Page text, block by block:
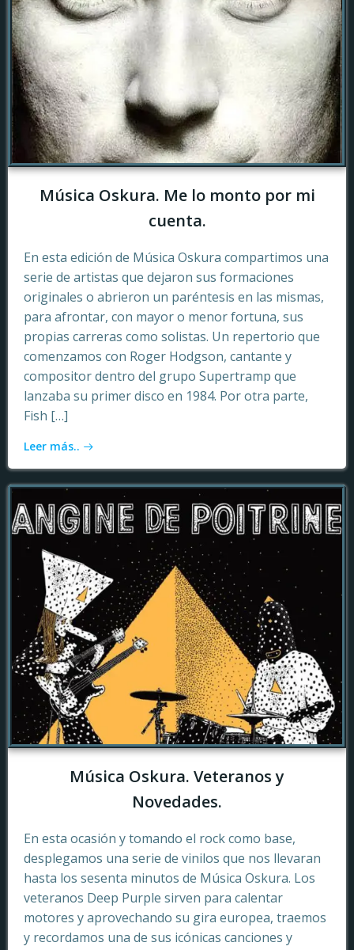
Música Oskura. Me lo monto por mi
cuenta.
En esta edición de Música Oskura compartimos una
serie de artistas que dejaron sus formaciones
originales o abrieron un paréntesis en las mismas,
para afrontar, con mayor o menor fortuna, sus
propias carreras como solistas. Un repertorio que
comenzamos con Roger Hodgson, cantante y
compositor dentro del grupo Supertramp que
lanzaba su primer disco en 1984. Por otra parte,
Fish […]
Leer más..
Música Oskura. Veteranos y
Novedades.
En esta ocasión y tomando el rock como base,
desplegamos una serie de vinilos que nos llevaran
hasta los sesenta minutos de Música Oskura. Los
veteranos Deep Purple sirven para calentar
motores y aprovechando su gira europea, traemos
y recordamos una de sus icónicas canciones y